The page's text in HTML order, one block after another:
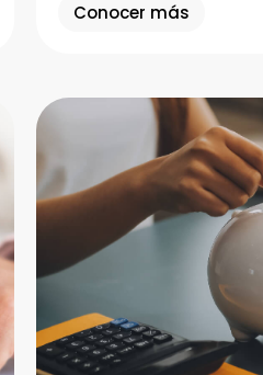
Conocer más